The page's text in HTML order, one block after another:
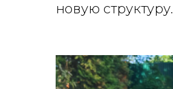
новую структуру.